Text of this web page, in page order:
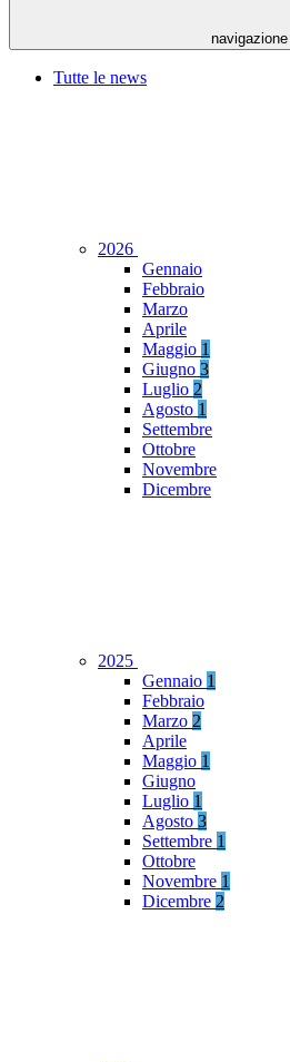
navigazione
Tutte le news
2026
Gennaio
Febbraio
Marzo
Aprile
Maggio 1
Giugno 3
Luglio 2
Agosto 1
Settembre
Ottobre
Novembre
Dicembre
2025
Gennaio 1
Febbraio
Marzo 2
Aprile
Maggio 1
Giugno
Luglio 1
Agosto 3
Settembre 1
Ottobre
Novembre 1
Dicembre 2